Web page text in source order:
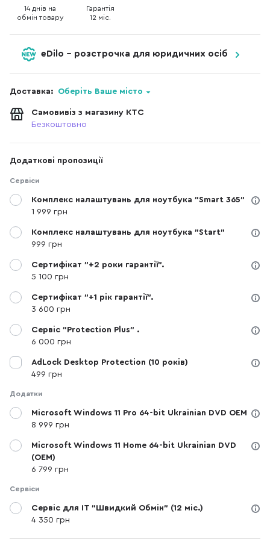
14 днів на
обмін товару
Гарантія
12 міс.
eDilo - розстрочка для юридичних осіб
Доставка: Оберіть Ваше місто
Самовивіз з магазину КТС
Безкоштовно
Додаткові пропозиції
Сервіси
Комплекс налаштувань для ноутбука "Smart 365"
1 999 грн
Комплекс налаштувань для ноутбука "Start"
999 грн
Сертифікат "+2 роки гарантії".
5 100 грн
Сертифікат "+1 рік гарантії".
3 600 грн
Сервіс "Protection Plus" .
6 000 грн
AdLock Desktop Protection (10 років)
499 грн
Додатки
Microsoft Windows 11 Pro 64-bit Ukrainian DVD OEM
8 999 грн
Microsoft Windows 11 Home 64-bit Ukrainian DVD
(OEM)
6 799 грн
Сервіси
Сервіс для IT "Швидкий Обмін" (12 міс.)
4 350 грн